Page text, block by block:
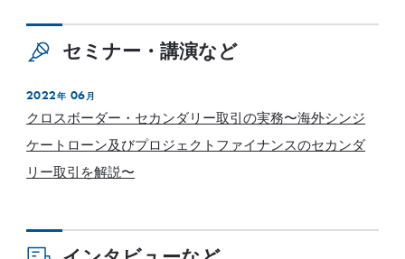
セミナー・講演など
2022 年 06 月
クロスボーダー・セカンダリー取引の実務〜海外シンジ
ケートローン及びプロジェクトファイナンスのセカンダ
リー取引を解説〜